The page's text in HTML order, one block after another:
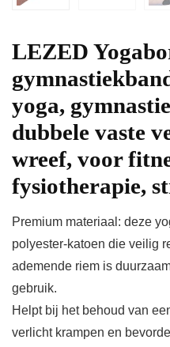
LEZED
yoga,
dubbele vaste
wreef, voor
fysiotherapie,
Premium materiaal: deze
polyester-katoen die veilig
ademende riem is
gebruik.
Helpt bij het behoud van
verlicht krampen en